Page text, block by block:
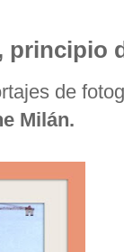
principio
de
Milán.